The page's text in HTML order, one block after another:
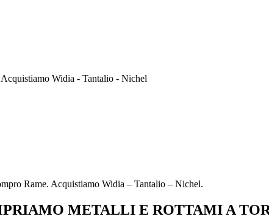
Widia - Tantalio - Nichel
Rame. Acquistiamo Widia – Tantalio – Nichel.
METALLI E ROTTAMI A